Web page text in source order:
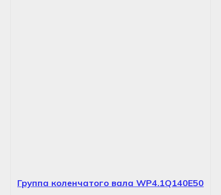
Группа коленчатого вала WP4.1Q140E50